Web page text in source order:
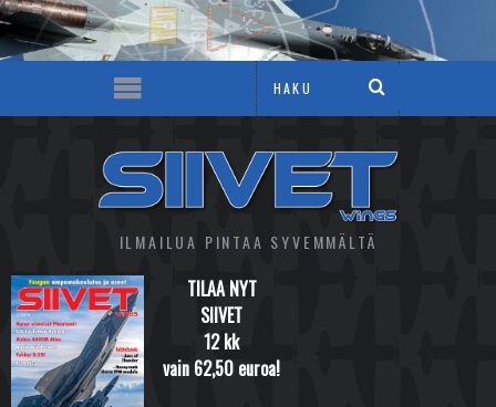
ILMAILUA PINTAA SYVEMMÄLTÄ
TILAA NYT
SIIVET
12 kk
vain 62,50 euroa!